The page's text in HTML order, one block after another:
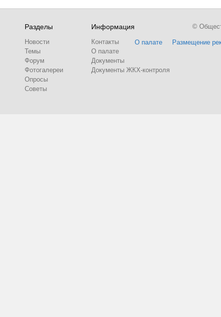
Разделы
Новости
Темы
Форум
Фотогалереи
Опросы
Советы
Информация
Контакты
О палате
Документы
Документы ЖКХ-контроля
О палате Размещение
©